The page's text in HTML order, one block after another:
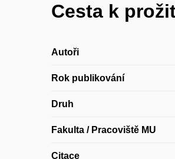
Cesta k
Autoři
Rok publikování
Druh
Fakulta / Pracoviště MU
Citace